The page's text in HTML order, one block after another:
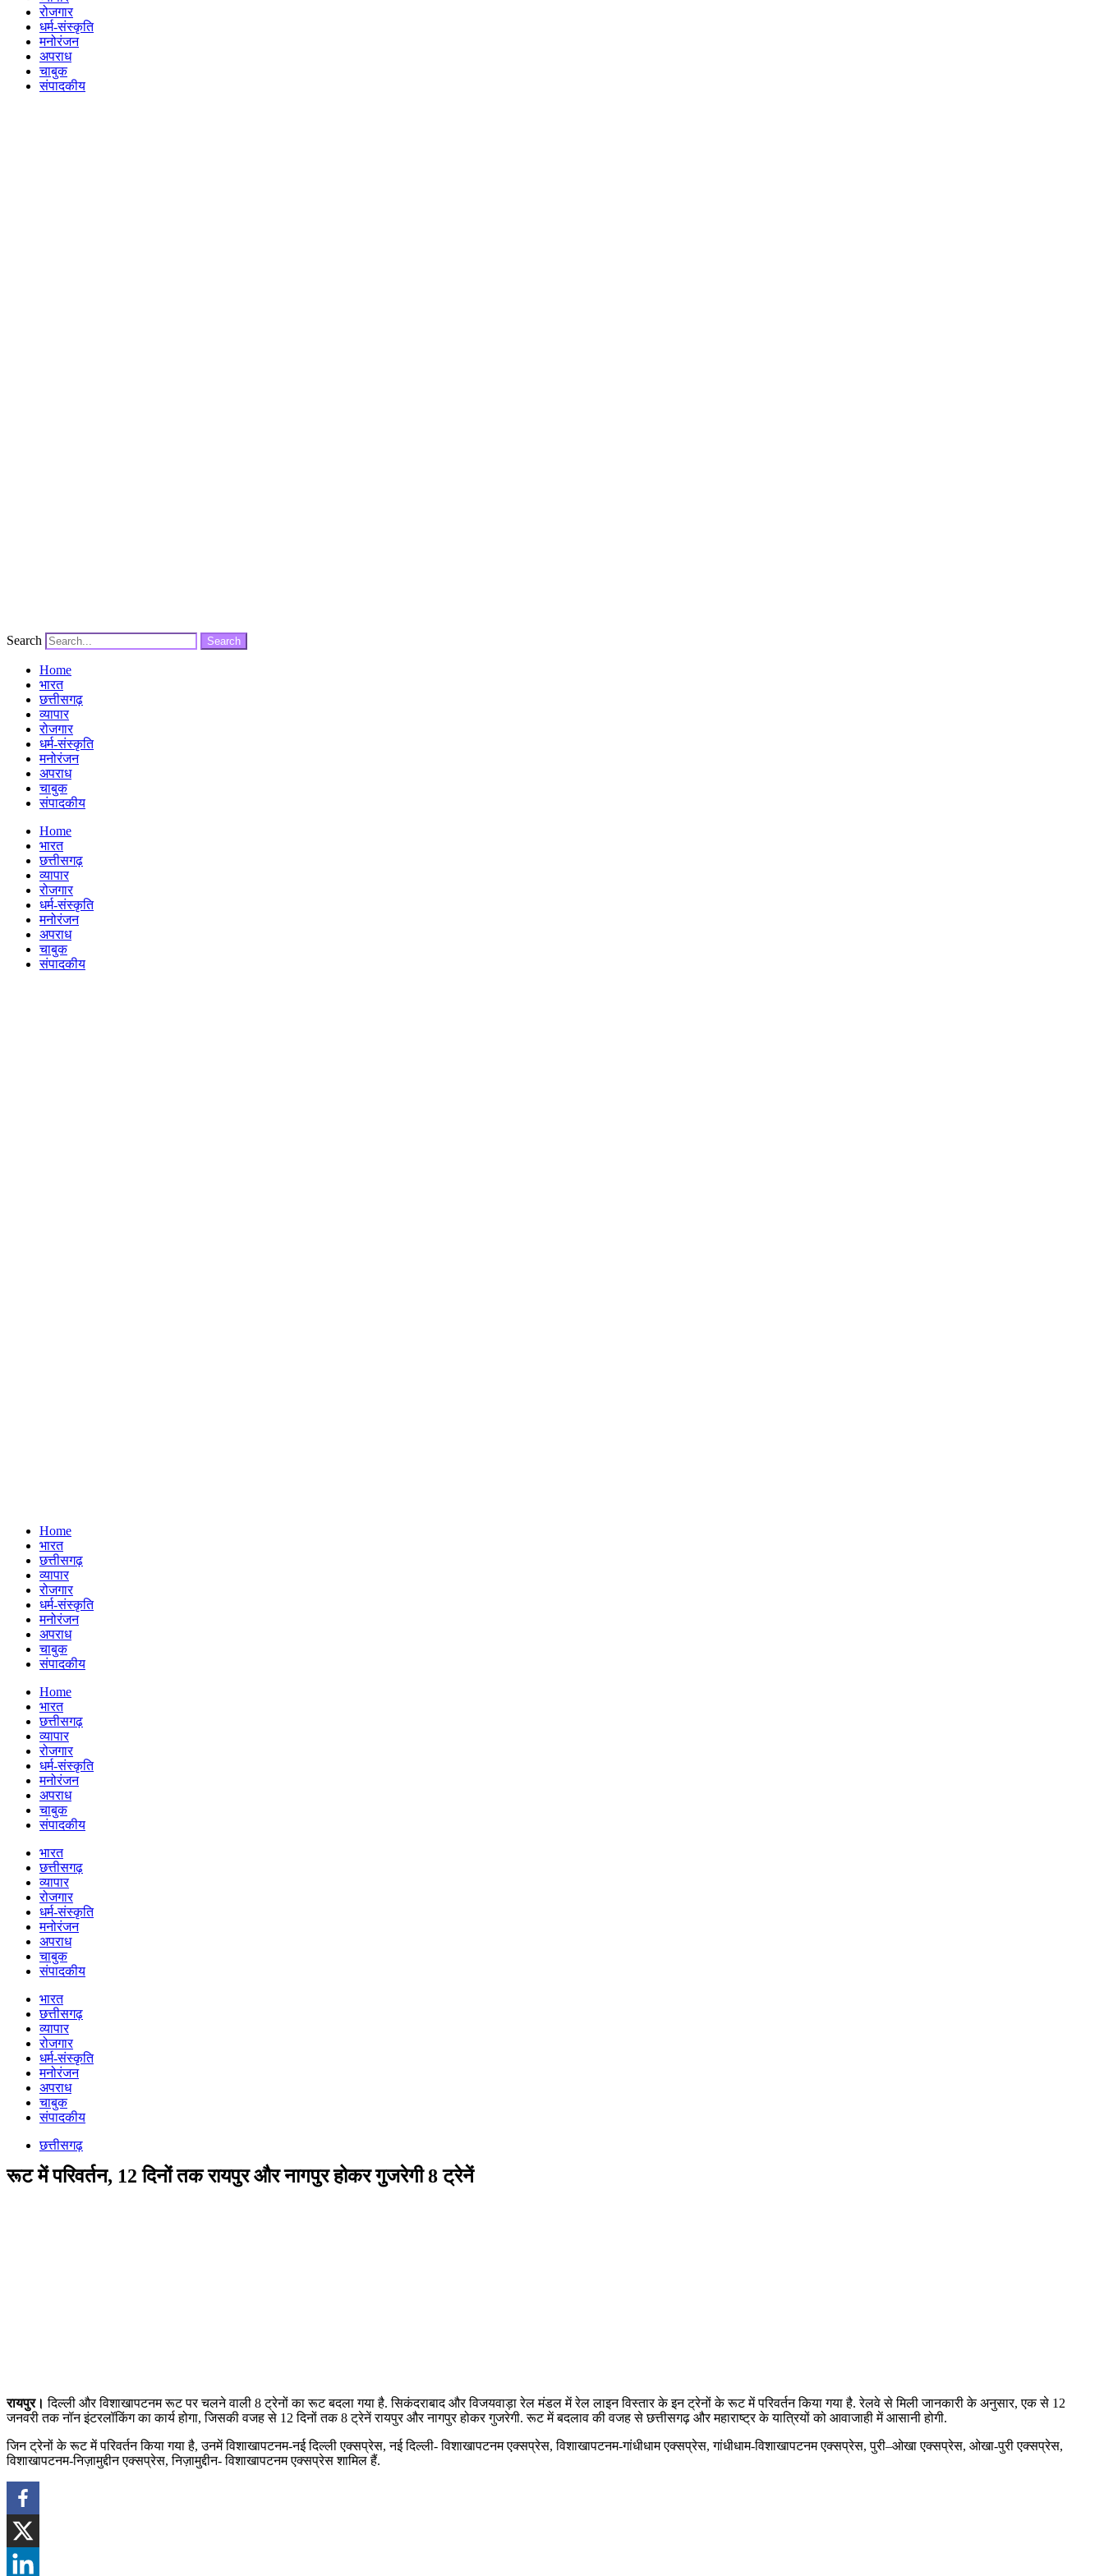
रोजगार
धर्म-संस्कृति
मनोरंजन
अपराध
चाबुक
संपादकीय
Search Search
Home
भारत
छत्तीसगढ़
व्यापार
रोजगार
धर्म-संस्कृति
मनोरंजन
अपराध
चाबुक
संपादकीय
Menu
Home
भारत
छत्तीसगढ़
व्यापार
रोजगार
धर्म-संस्कृति
मनोरंजन
अपराध
चाबुक
संपादकीय
Home
भारत
छत्तीसगढ़
व्यापार
रोजगार
धर्म-संस्कृति
मनोरंजन
अपराध
चाबुक
संपादकीय
Menu
Home
भारत
छत्तीसगढ़
व्यापार
रोजगार
धर्म-संस्कृति
मनोरंजन
अपराध
चाबुक
संपादकीय
भारत
छत्तीसगढ़
व्यापार
रोजगार
धर्म-संस्कृति
मनोरंजन
अपराध
चाबुक
संपादकीय
भारत
छत्तीसगढ़
व्यापार
रोजगार
धर्म-संस्कृति
मनोरंजन
अपराध
चाबुक
संपादकीय
छत्तीसगढ़
रूट में परिवर्तन, 12 दिनों तक रायपुर और नागपुर होकर गुजरेगी 8 ट्रेनें
रायपुर। दिल्ली और विशाखापटनम रूट पर चलने वाली 8 ट्रेनों का रूट बदला गया है. सिकंदराबाद और विजयवाड़ा रेल मंडल में रेल लाइन विस्तार के इन ट्रेनों के रूट में परिवर्तन किया गया है. रेलवे से मिली जानकारी के अनुसार, एक से 12
जनवरी तक नॉन इंटरलॉकिंग का कार्य होगा, जिसकी वजह से 12 दिनों तक 8 ट्रेनें रायपुर और नागपुर होकर गुजरेगी. रूट में बदलाव की वजह से छत्तीसगढ़ और महाराष्ट्र के यात्रियों को आवाजाही में आसानी होगी.
जिन ट्रेनों के रूट में परिवर्तन किया गया है, उनमें विशाखापटनम-नई दिल्ली एक्सप्रेस, नई दिल्ली- विशाखापटनम एक्सप्रेस, विशाखापटनम-गांधीधाम एक्सप्रेस, गांधीधाम-विशाखापटनम एक्सप्रेस, पुरी–ओखा एक्सप्रेस, ओखा-पुरी एक्सप्रेस,
विशाखापटनम-निज़ामुद्दीन एक्सप्रेस, निज़ामुद्दीन- विशाखापटनम एक्सप्रेस शामिल हैं.